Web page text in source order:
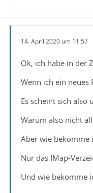
14. April 2020 um 11:57
Ok, ich habe in der
Wenn ich ein neues
Es scheint sich
Warum also nicht
Aber wie bekomme
Nur das IMap-
Und wie bekomme